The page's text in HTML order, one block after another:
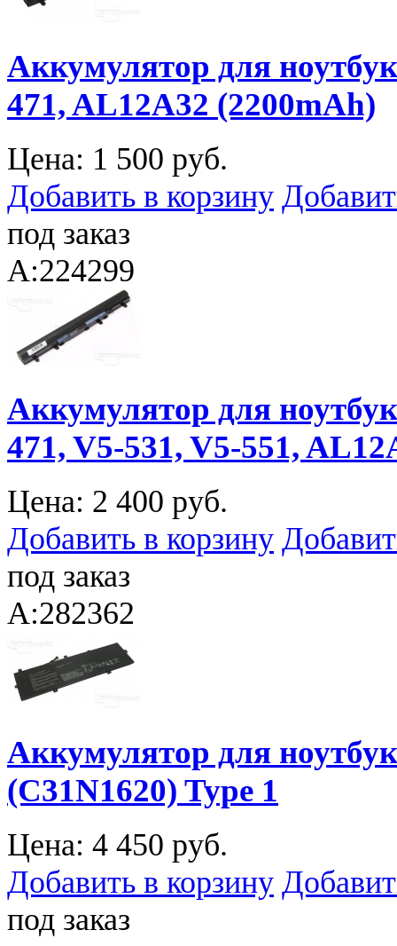
Аккумулятор для
471, AL12A32 (2200mAh)
Цена: 1 500 руб.
Добавить в корзину
под заказ
A:224299
Аккумулятор для
471, V5-531, V5-551,
Цена: 2 400 руб.
Добавить в корзину
под заказ
A:282362
Аккумулятор для
(C31N1620) Type 1
Цена: 4 450 руб.
Добавить в корзину
под заказ